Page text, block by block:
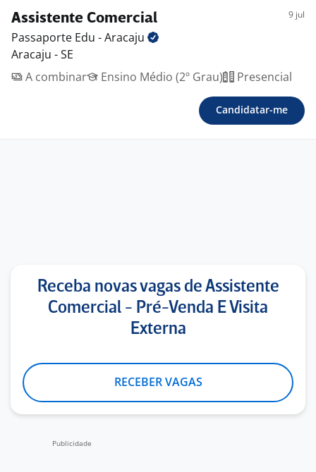
Assistente Comercial 9 jul
Passaporte Edu -Aracaju
Aracaju - SE
A combinar
Ensino Médio (2º Grau) Presencial
Candidatar-me
Receba novas vagas de Assistente
Comercial - Pré-Venda E Visita
Externa
RECEBER VAGAS